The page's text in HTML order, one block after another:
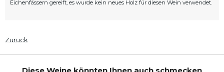
Eichenfässern gereift, es wurde kein neues Holz für diesen Wein verwendet.
Zurück